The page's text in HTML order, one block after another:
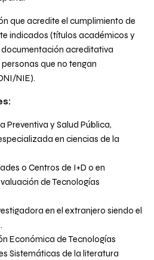
que acredite el cumplimiento de
indicados (títulos académicos y
acreditativa
que no tengan
NIE).
Preventiva y Salud Pública,
en ciencias de la
o Centros de I+D o en
de Tecnologías
en el extranjero siendo el
Económica de Tecnologías
Sistemáticas de la literatura